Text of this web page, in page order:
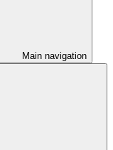
Main navigation